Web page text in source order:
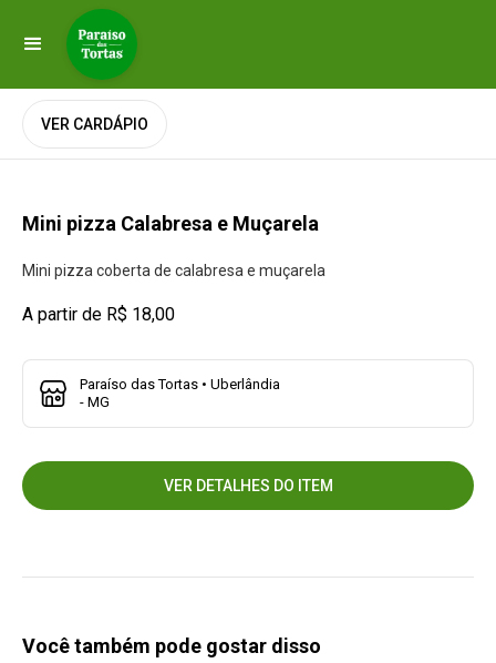
VER CARDÁPIO
Mini pizza Calabresa e Muçarela
Mini pizza coberta de calabresa e muçarela
A partir de R$ 18,00
Paraíso das Tortas • Uberlândia
- MG
VER DETALHES DO ITEM
Você também pode gostar disso